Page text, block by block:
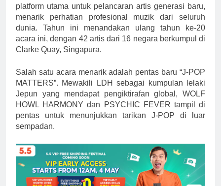
platform utama untuk pelancaran artis generasi baru,
menarik perhatian profesional muzik dari seluruh
dunia. Tahun ini menandakan ulang tahun ke-20
acara ini, dengan 42 artis dari 16 negara berkumpul di
Clarke Quay, Singapura.
Salah satu acara menarik adalah pentas baru “J-POP
MATTERS”. Mewakili LDH sebagai kumpulan lelaki
Jepun yang mendapat pengiktirafan global, WOLF
HOWL HARMONY dan PSYCHIC FEVER tampil di
pentas untuk menunjukkan tarikan J-POP di luar
sempadan.